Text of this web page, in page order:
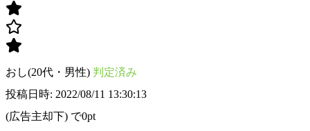
おし(20代・男性) 判定済み
投稿日時: 2022/08/11 13:30:13
(広告主却下) で0pt